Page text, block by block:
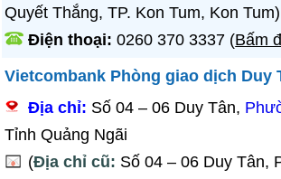
Quyết Thắng, TP. Kon Tum, Kon Tum)
Điện thoại:0260 370 3337 (Bấm
Vietcombank Phòng giao dịch Duy
Địa chỉ: Số 04 – 06 Duy Tân,
Tỉnh Quảng Ngãi
(Địa chỉ cũ: Số 04 – 06 Duy Tân,